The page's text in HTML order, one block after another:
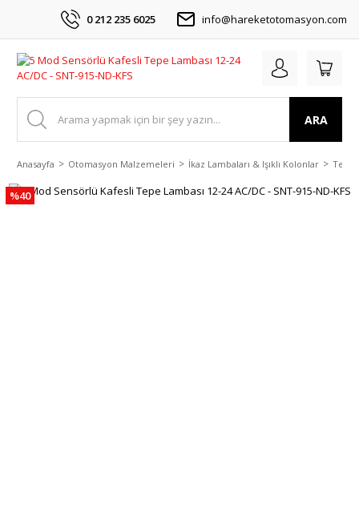
0 212 235 6025 info@hareketotomasyon.com
ARA
Anasayfa Otomasyon Malzemeleri İkaz Lambaları & Işıklı Kolonlar Tepe
%40